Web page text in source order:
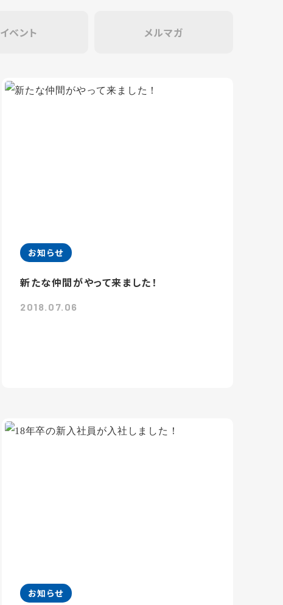
イベント メルマガ
お知らせ
新たな仲間がやって来ました！
2018.07.06
お知らせ